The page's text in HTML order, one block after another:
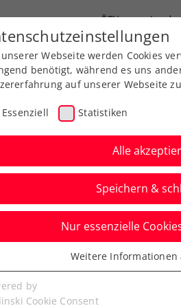
ÖTV
Ausbildung Services
Szerencsits
Freitag
Webseite werden Cookies
benötigt, während es uns
auf unserer Webseite
Essenziell Statistiken
Alle
Speichern &
Nur essenzielle
Cookies werden für
benötigt. Dadurch ist
Weitere
by
Cookie Consent